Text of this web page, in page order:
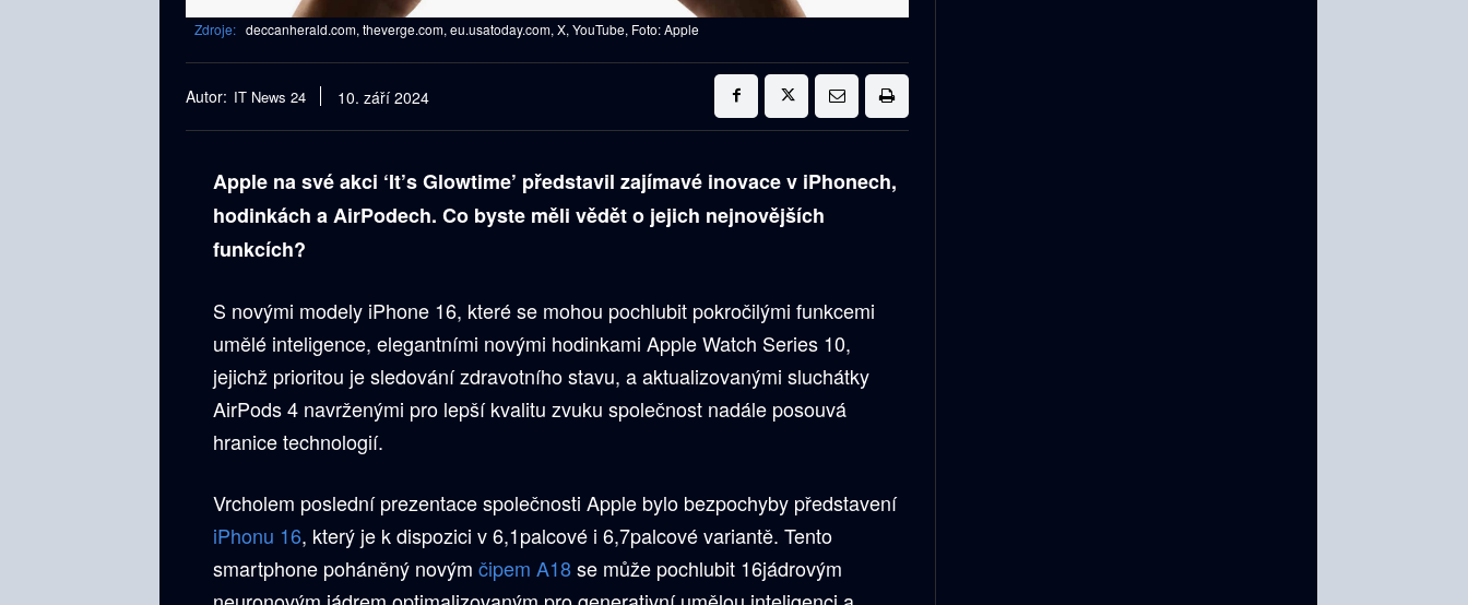
Zdroje: deccanherald.com, theverge.com, eu.usatoday.com, X, YouTube, Foto: Apple
Autor: IT News 24 10. září 2024
Apple na své akci ‘It’s Glowtime’ představil zajímavé inovace v iPhonech,
hodinkách a AirPodech. Co byste měli vědět o jejich nejnovějších
funkcích?
S novými modely iPhone 16, které se mohou pochlubit pokročilými funkcemi
umělé inteligence, elegantními novými hodinkami Apple Watch Series 10,
jejichž prioritou je sledování zdravotního stavu, a aktualizovanými sluchátky
AirPods 4 navrženými pro lepší kvalitu zvuku společnost nadále posouvá
hranice technologií.
Vrcholem poslední prezentace společnosti Apple bylo bezpochyby představení
iPhonu 16, který je k dispozici v 6,1palcové i 6,7palcové variantě. Tento
smartphone poháněný novým čipem A18se může pochlubit 16jádrovým